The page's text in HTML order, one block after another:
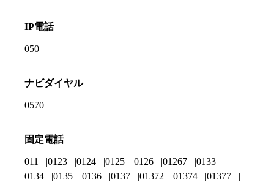
IP電話
050
ナビダイヤル
0570
固定電話
011 0123 0124 0125 0126 01267
0133
0134
0135 0136 0137 01372 01374
01377